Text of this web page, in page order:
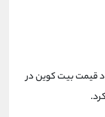
قیمت بیت کوین در
90001030
@alireza.mehrabii